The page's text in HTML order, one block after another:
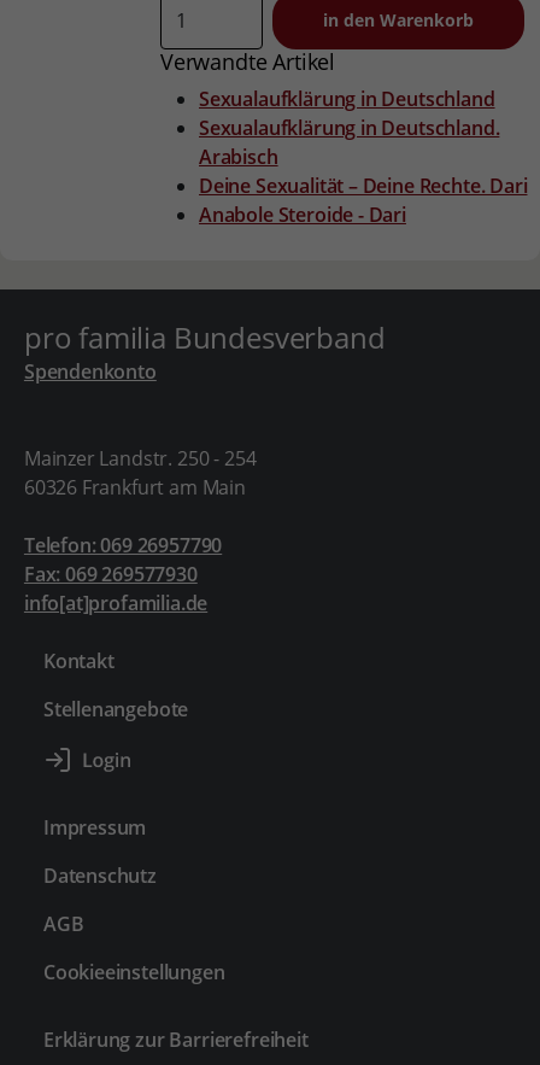
Verwandte Artikel
Sexualaufklärung in Deutschland
Sexualaufklärung in Deutschland.
Arabisch
Deine Sexualität – Deine Rechte. Dari
Anabole Steroide - Dari
pro familia Bundesverband
Spendenkonto
Mainzer Landstr. 250 - 254
60326 Frankfurt am Main
Telefon: 069 26957790
Fax: 069 269577930
info[at]profamilia.de
Kontakt
Stellenangebote
Impressum
Datenschutz
AGB
Cookieeinstellungen
Erklärung zur Barrierefreiheit